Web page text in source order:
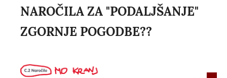
NAROČILA ZA "PODALJŠANJE"
ZGORNJE POGODBE??